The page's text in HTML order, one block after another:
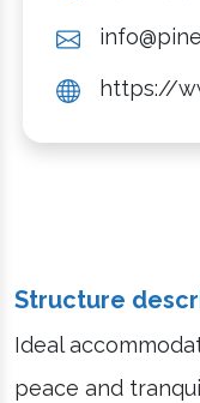
https://
Structure
Ideal
peace and